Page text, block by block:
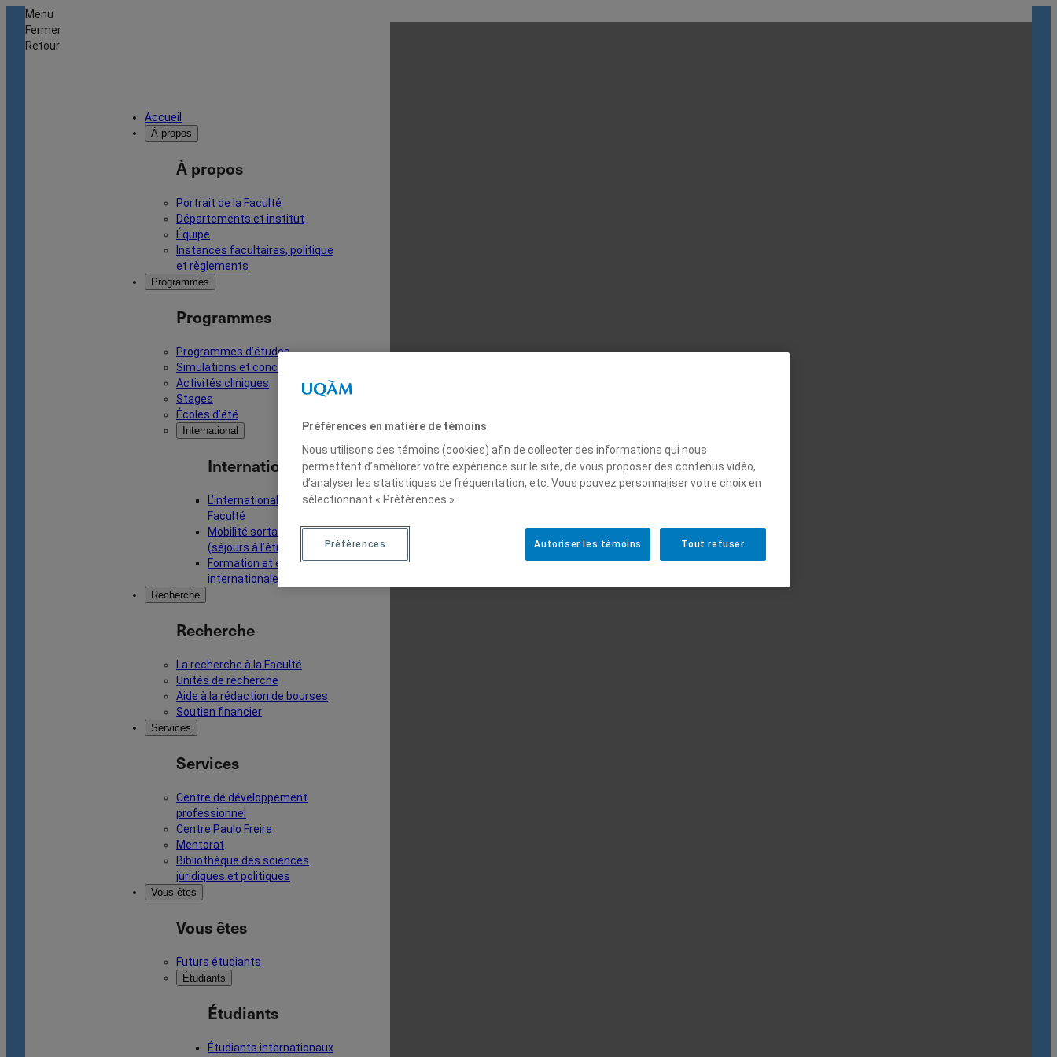
Menu
Fermer
Retour
Accueil
À propos
À propos
Portrait de la Faculté
Départements et institut
Équipe
Instances facultaires, politique
et règlements
Programmes
Programmes
Programmes d’études
Simulations et concours
Activités cliniques
Stages
Écoles d’été
International
International
L’international à la
Faculté
Mobilité sortante
(séjours à l’étranger)
Formation et ententes
internationales
Recherche
Recherche
La recherche à la Faculté
Unités de recherche
Aide à la rédaction de bourses
Soutien financier
Services
Services
Centre de développement
professionnel
Centre Paulo Freire
Mentorat
Bibliothèque des sciences
juridiques et politiques
Vous êtes
Vous êtes
Futurs étudiants
Étudiants
Étudiants
Étudiants internationaux
Préférences en matière de témoins
Nous utilisons des témoins (cookies) afin de collecter des informations qui nous
permettent d’améliorer votre expérience sur le site, de vous proposer des contenus vidéo,
d’analyser les statistiques de fréquentation, etc. Vous pouvez personnaliser votre choix en
sélectionnant « Préférences ».
Tout refuser
Autoriser les témoins
Préférences